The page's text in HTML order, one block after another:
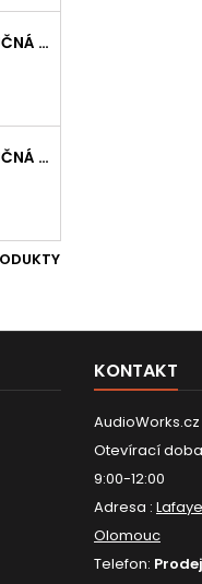
GOLDON OZVUČNÁ DŘÍVKA 18 X 200MM
GOLDON OZVUČNÁ DŘÍVKA 15 X 150MM
KONTAKT
Otevírací
9:00-12:00
Adresa :
Olomouc
Telefon: